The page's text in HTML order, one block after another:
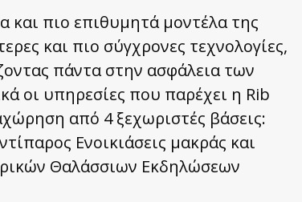
και πιο επιθυμητά μοντέλα της
και πιο σύγχρονες τεχνολογίες,
πάντα στην ασφάλεια των
οι υπηρεσίες που παρέχει η Rib
από 4 ξεχωριστές βάσεις:
Ενοικιάσεις μακράς και
Θαλάσσιων Εκδηλώσεων